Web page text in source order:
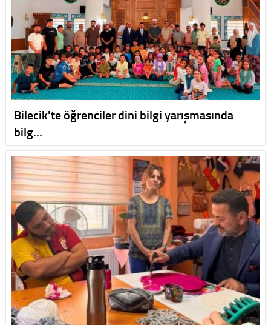
Bilecik'te öğrenciler dini bilgi yarışmasında
bilg…